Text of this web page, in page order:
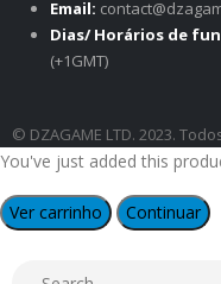
Email:
Dias/ Horários de
(+1GMT)
© DZAGAME LTD. 2023.
You've just added this
Ver carrinho Continuar